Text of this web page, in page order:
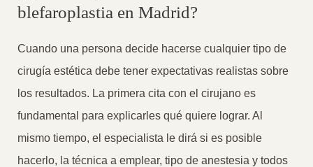
blefaroplastia en Madrid?
Cuando una persona decide hacerse cualquier tipo de
cirugía estética debe tener expectativas realistas sobre
los resultados. La primera cita con el cirujano es
fundamental para explicarles qué quiere lograr. Al
mismo tiempo, el especialista le dirá si es posible
hacerlo, la técnica a emplear, tipo de anestesia y todos